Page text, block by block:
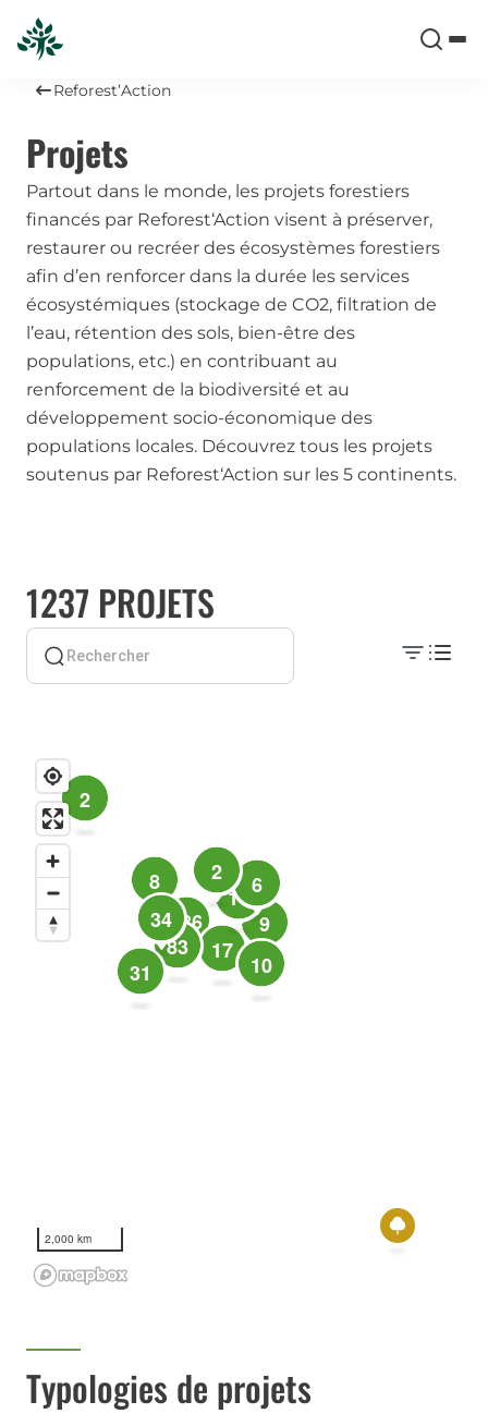
Reforest’Action
Projets
Partout dans le monde, les projets forestiers
financés par Reforest‘Action visent à préserver,
restaurer ou recréer des écosystèmes forestiers
afin d’en renforcer dans la durée les services
écosystémiques (stockage de CO2, filtration de
l’eau, rétention des sols, bien-être des
populations, etc.) en contribuant au
renforcement de la biodiversité et au
développement socio-économique des
populations locales. Découvrez tous les projets
soutenus par Reforest‘Action sur les 5 continents.
1237 PROJETS
986
17
9
11
10
83
31
8
34
6
2
2
2,000 km
Typologies de projets